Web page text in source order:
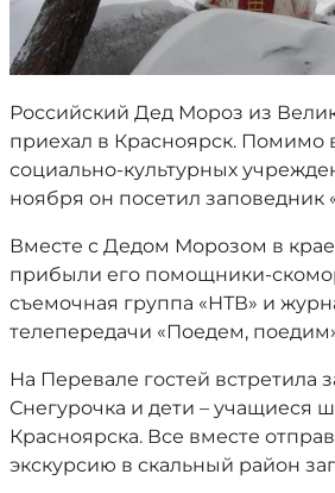
Российский Дед Мороз из
приехал в Красноярск. Помимо
социально-культурных
ноября он посетил заповедник
Вместе с Дедом Морозом в
прибыли его помощники-
съемочная группа «НТВ» и
телепередачи «Поедем,
На Перевале гостей встретила
Снегурочка и дети – учащиеся
Красноярска. Все вместе
экскурсию в скальный район